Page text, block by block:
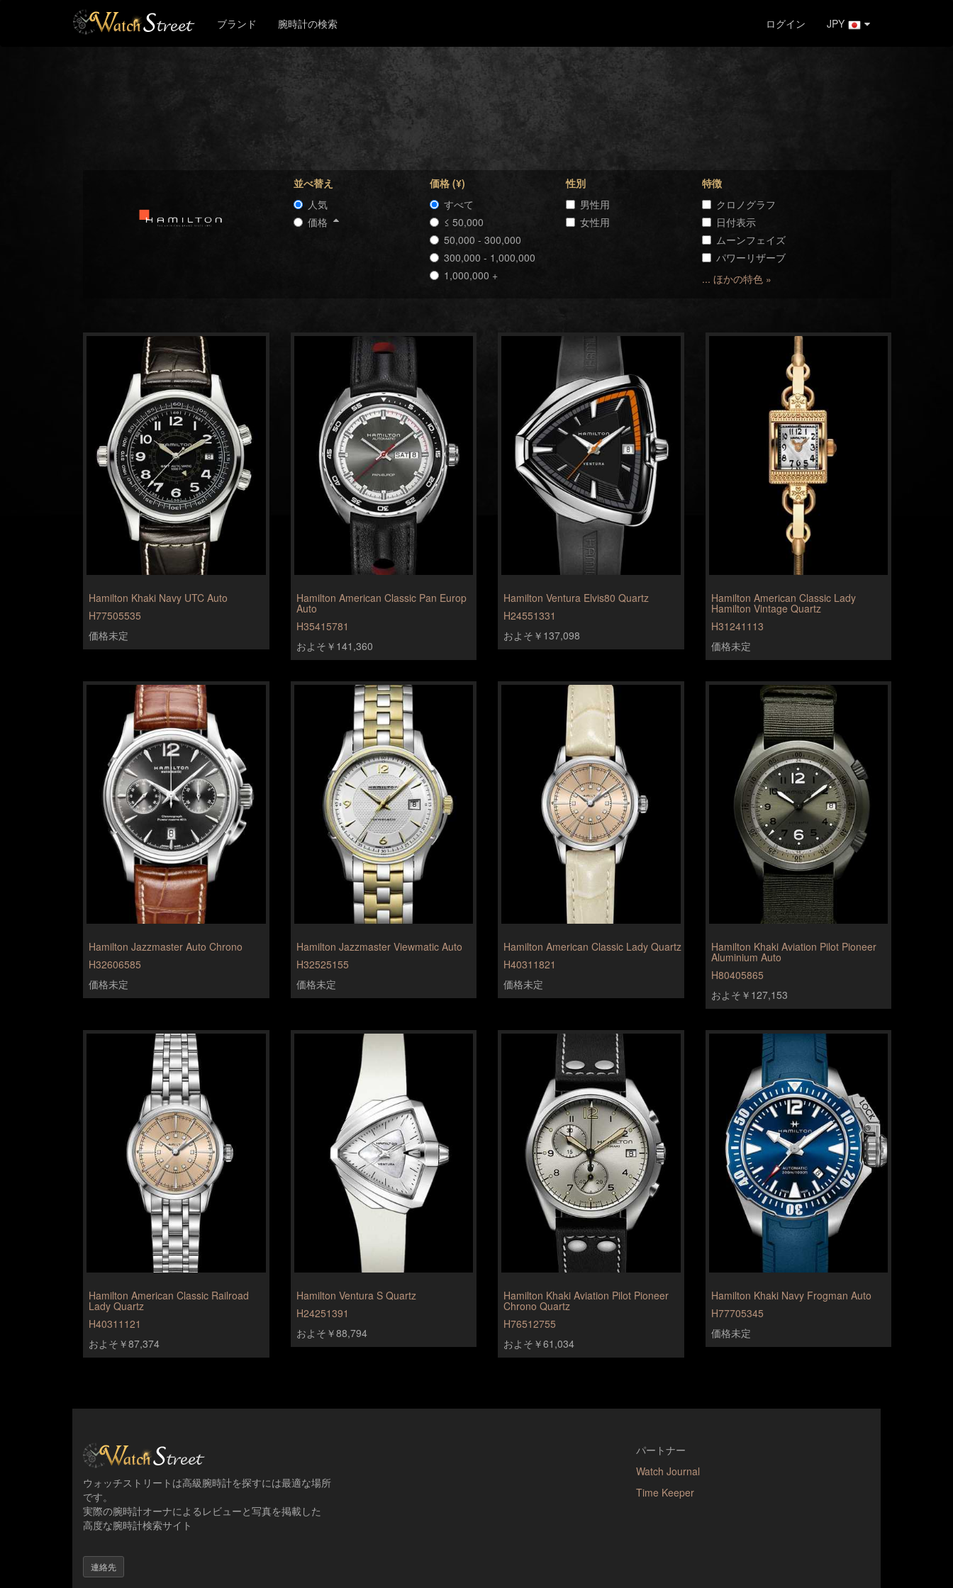
ブランド 腕時計の検索 ログイン JPY
並べ替え
人気
価格
価格 (¥)
すべて
≤ 50,000
50,000 - 300,000
300,000 - 1,000,000
1,000,000 +
性別
男性用
女性用
特徴
クロノグラフ
日付表示
ムーンフェイズ
パワーリザーブ
... ほかの特色 »
Hamilton Khaki Navy UTC Auto
H77505535
価格未定
Hamilton American Classic Pan Europ
Auto
H35415781
およそ￥141,360
Hamilton Ventura Elvis80 Quartz
H24551331
およそ￥137,098
Hamilton American Classic Lady
Hamilton Vintage Quartz
H31241113
価格未定
Hamilton Jazzmaster Auto Chrono
H32606585
価格未定
Hamilton Jazzmaster Viewmatic Auto
H32525155
価格未定
Hamilton American Classic Lady Quartz
H40311821
価格未定
Hamilton Khaki Aviation Pilot Pioneer
Aluminium Auto
H80405865
およそ￥127,153
Hamilton American Classic Railroad
Lady Quartz
H40311121
およそ￥87,374
Hamilton Ventura S Quartz
H24251391
およそ￥88,794
Hamilton Khaki Aviation Pilot Pioneer
Chrono Quartz
H76512755
およそ￥61,034
Hamilton Khaki Navy Frogman Auto
H77705345
価格未定
ウォッチストリートは高級腕時計を探すには最適な場所
です。
実際の腕時計オーナによるレビューと写真を掲載した
高度な腕時計検索サイト
連絡先
パートナー
Watch Journal
Time Keeper